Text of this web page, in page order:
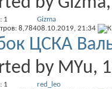
1
8,784
Gizma
08.10.2019, 21:34
ЦСКА
by MYu,
1
red_leo